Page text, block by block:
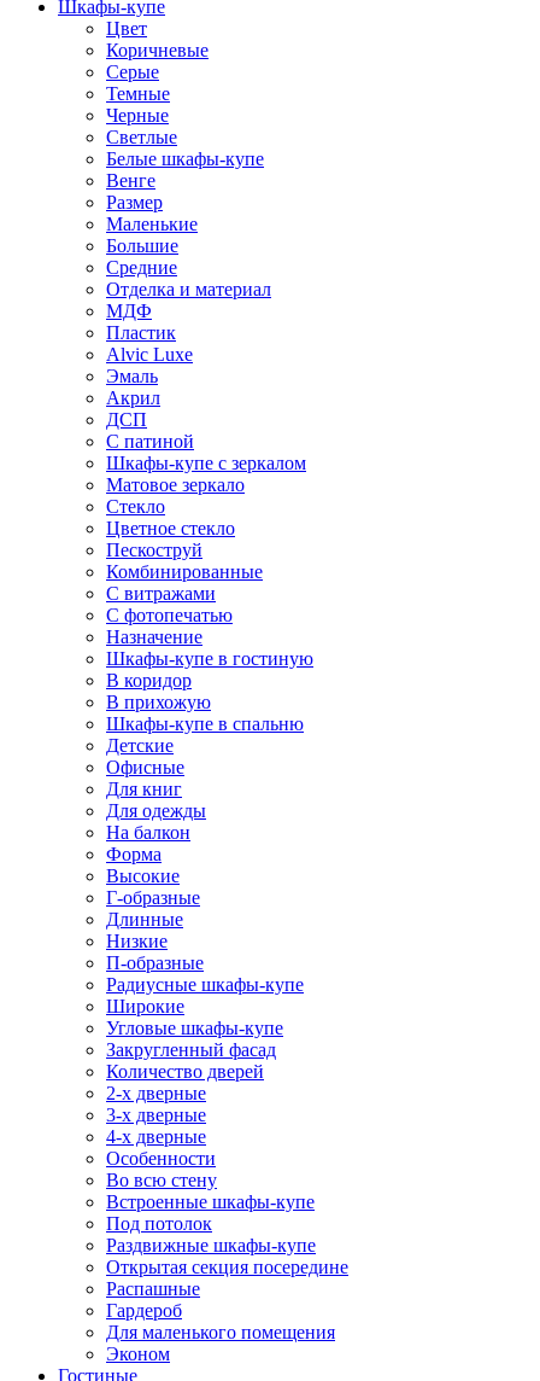
Шкафы-купе
Цвет
Коричневые
Серые
Темные
Черные
Светлые
Белые шкафы-купе
Венге
Размер
Маленькие
Большие
Средние
Отделка и материал
МДФ
Пластик
Alvic Luxe
Эмаль
Акрил
ДСП
С патиной
Шкафы-купе с зеркалом
Матовое зеркало
Стекло
Цветное стекло
Пескоструй
Комбинированные
С витражами
С фотопечатью
Назначение
Шкафы-купе в гостиную
В коридор
В прихожую
Шкафы-купе в спальню
Детские
Офисные
Для книг
Для одежды
На балкон
Форма
Высокие
Г-образные
Длинные
Низкие
П-образные
Радиусные шкафы-купе
Широкие
Угловые шкафы-купе
Закругленный фасад
Количество дверей
2-х дверные
3-х дверные
4-х дверные
Особенности
Во всю стену
Встроенные шкафы-купе
Под потолок
Раздвижные шкафы-купе
Открытая секция посередине
Распашные
Гардероб
Для маленького помещения
Эконом
Гостиные